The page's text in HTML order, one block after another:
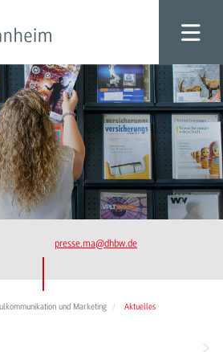
presse.ma@dhbw.de
und Marketing Aktuelles